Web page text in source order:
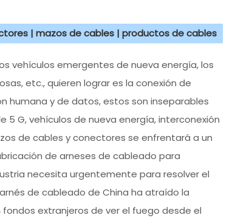
| mazos de cables | productos de cables
vehículos emergentes de nueva energía, los
etc., quieren lograr es la conexión de
humana y de datos, estos son inseparables
G, vehículos de nueva energía, interconexión
de cables y conectores se enfrentará a un
de arneses de cableado para
necesita urgentemente para resolver el
de cableado de China ha atraído la
extranjeros de ver el fuego desde el